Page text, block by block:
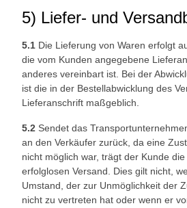
5) Liefer- und
5.1 Die Lieferung von Waren erfolgt
die vom Kunden angegebene
anderes vereinbart ist. Bei der
ist die in der Bestellabwicklung des
Lieferanschrift maßgeblich.
5.2 Sendet das
an den Verkäufer zurück, da eine
nicht möglich war, trägt der Kunde
erfolglosen Versand. Dies gilt nicht,
Umstand, der zur Unmöglichkeit der
nicht zu vertreten hat oder wenn er